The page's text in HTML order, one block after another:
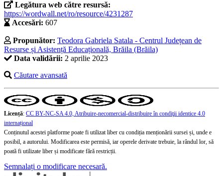
Legătura web către resursă:
https://wordwall.net/ro/resource/4231287
Accesări: 607
Propunător: Teodora Gabriela Satala - Centrul Județean de
Resurse și Asistență Educațională, Brăila (Brăila)
Data validării: 2 aprilie 2023
Căutare avansată
Licență: CC BY-NC-SA 4.0, Atribuire-necomercial-distribuire în condiţii identice 4.0
internațional
Conținutul acestei platforme poate fi utilizat liber cu condiția menționării sursei și, unde e
posibil, a autorului. Modificarea este permisă, iar operele derivate trebuie, la rândul lor, să
poată fi utilizate liber și modificate fără restricții.
Semnalați o modificare necesară.